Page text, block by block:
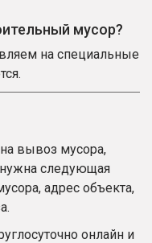
мусор?
на специальные
вывоз мусора,
следующая
адрес объекта,
онлайн и